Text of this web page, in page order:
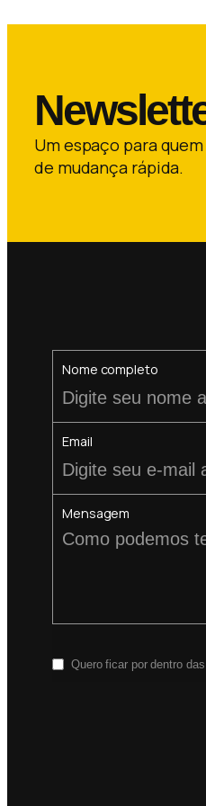
Um espaço para
de mudança rápida.
Nome completo
Email
Mensagem
Quero ficar por dentro